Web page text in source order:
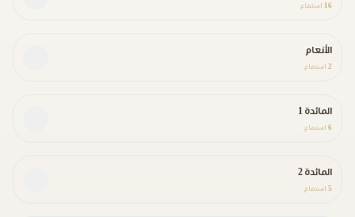
16 استماع
الأنعام
2 استماع
المائدة 1
6 استماع
المائدة 2
5 استماع